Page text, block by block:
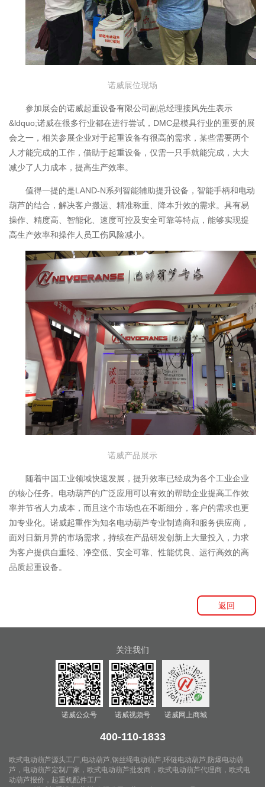
诺威展位现场
参加展会的诺威起重设备有限公司副总经理接风先生表示
&ldquo;诺威在很多行业都在进行尝试， DMC是模具行业的重要的展
会之一，相关参展企业对于起重设备有很高的需求，某些需要两个
人才能完成的工作，借助于起重设备，仅需一只手就能完成，大大
减少了人力成本，提高生产效率。
值得一提的是LAND-N系列智能辅助提升设备，智能手柄和电动
葫芦的结合，解决客户搬运、精准称重、降本升效的需求。具有易
操作、精度高、智能化、速度可控及安全可靠等特点，能够实现提
高生产效率和操作人员工伤风险减小。
诺威产品展示
随着中国工业领域快速发展，提升效率已经成为各个工业企业
的核心任务。电动葫芦的广泛应用可以有效的帮助企业提高工作效
率并节省人力成本，而且这个市场也在不断细分，客户的需求也更
加专业化。诺威起重作为知名电动葫芦专业制造商和服务供应商，
面对日新月异的市场需求，持续在产品研发创新上大量投入，力求
为客户提供自重轻、净空低、安全可靠、性能优良、运行高效的高
品质起重设备。
返回
关注我们
诺威公众号 诺威视频号 诺威网上商城
400-110-1833
欧式电动葫芦源头工厂,电动葫芦,钢丝绳电动葫芦,环链电动葫芦, 防爆电动葫
芦 ， 电动葫芦定制厂家 ， 欧式电动葫芦批发商 ， 欧式电动葫芦代理商 ， 欧式电
动葫芦报价 ， 起重机配件工厂